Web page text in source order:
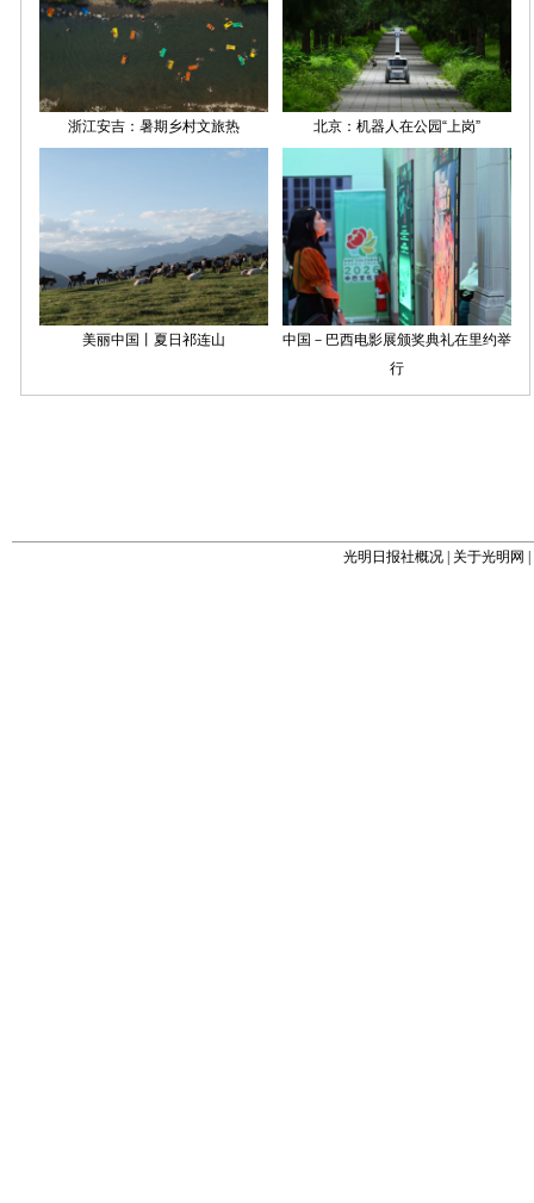
光明日报社概况 关于光明网